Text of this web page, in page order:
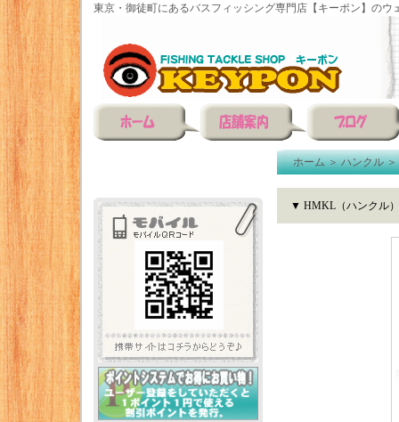
東京・御徒町にあるバスフィッシング専門店【キーポン】のウ
ホーム＞ハンクル＞
▼ HMKL（ハンクル